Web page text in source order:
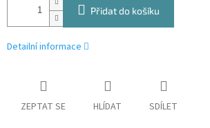
Přidat do košíku
Detailní informace
ZEPTAT SE HLÍDAT SDÍLET